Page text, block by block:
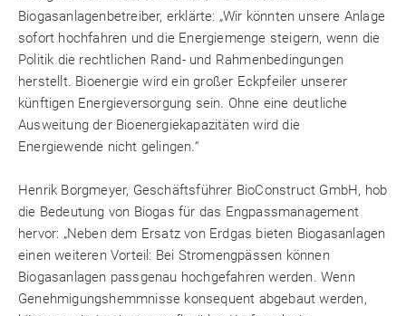
Biogasanlagenbetreiber, erklärte: „Wir könnten unsere Anlage
sofort hochfahren und die Energiemenge steigern, wenn die
Politik die rechtlichen Rand- und Rahmenbedingungen
herstellt. Bioenergie wird ein großer Eckpfeiler unserer
künftigen Energieversorgung sein. Ohne eine deutliche
Ausweitung der Bioenergiekapazitäten wird die
Energiewende nicht gelingen.“
Henrik Borgmeyer, Geschäftsführer BioConstruct GmbH, hob
die Bedeutung von Biogas für das Engpassmanagement
hervor: „Neben dem Ersatz von Erdgas bieten Biogasanlagen
einen weiteren Vorteil: Bei Stromengpässen können
Biogasanlagen passgenau hochgefahren werden. Wenn
Genehmigungshemmnisse konsequent abgebaut werden,